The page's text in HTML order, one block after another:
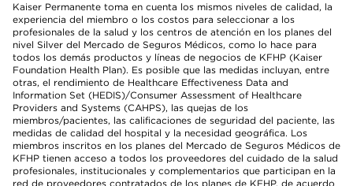
Kaiser Permanente toma en cuenta los mismos niveles de calidad, la
experiencia del miembro o los costos para seleccionar a los
profesionales de la salud y los centros de atención en los planes del
nivel Silver del Mercado de Seguros Médicos, como lo hace para
todos los demás productos y líneas de negocios de KFHP (Kaiser
Foundation Health Plan). Es posible que las medidas incluyan, entre
otras, el rendimiento de Healthcare Effectiveness Data and
Information Set (HEDIS)/Consumer Assessment of Healthcare
Providers and Systems (CAHPS), las quejas de los
miembros/pacientes, las calificaciones de seguridad del paciente, las
medidas de calidad del hospital y la necesidad geográfica. Los
miembros inscritos en los planes del Mercado de Seguros Médicos de
KFHP tienen acceso a todos los proveedores del cuidado de la salud
profesionales, institucionales y complementarios que participan en la
red de proveedores contratados de los planes de KFHP, de acuerdo